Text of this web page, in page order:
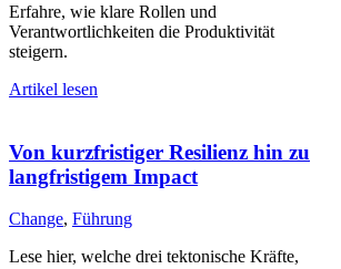
Erfahre, wie klare Rollen und
Verantwortlichkeiten die Produktivität
steigern.
Artikel lesen
Von kurzfristiger Resilienz hin zu
langfristigem Impact
Change, Führung
Lese hier, welche drei tektonische Kräfte,